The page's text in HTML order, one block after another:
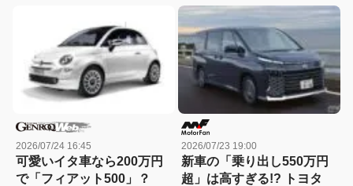
【迷える中古車ノマドへ：
26】
2026/07/24 16:45
可愛いイタ車なら200万円
で「フィアット500」？
2026/07/23 19:00
新車の「乗り出し550万円
超」は高すぎる!? トヨタ